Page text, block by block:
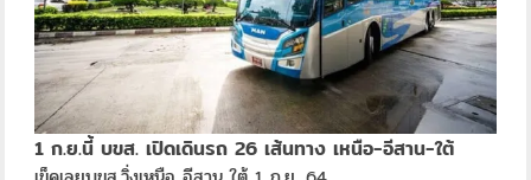
1 ก.ย.นี้ บขส. เปิดเดินรถ 26 เส้นทาง เหนือ-อีสาน-ใต้